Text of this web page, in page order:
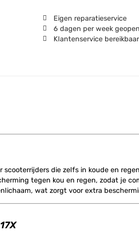
Eigen reparatieservice
6 dagen per week
Klantenservice
scooterrijders die zelfs in koude en
tegen kou en regen, zodat je
wat zorgt voor extra